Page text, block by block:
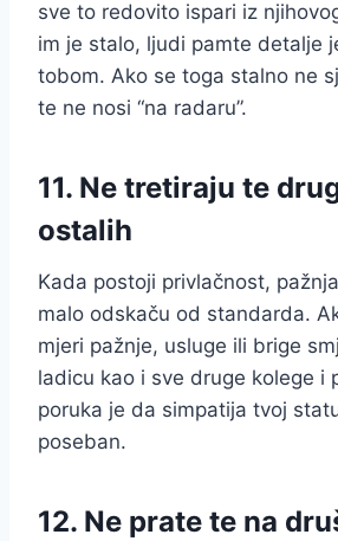
sve to redovito ispari iz
im je stalo, ljudi pamte detalje
tobom. Ako se toga stalno ne
te ne nosi “na radaru”.
11. Ne tretiraju te
ostalih
Kada postoji privlačnost,
malo odskaču od standarda.
mjeri pažnje, usluge ili brige
ladicu kao i sve druge kolege i
poruka je da simpatija tvoj
poseban.
12. Ne prate te na